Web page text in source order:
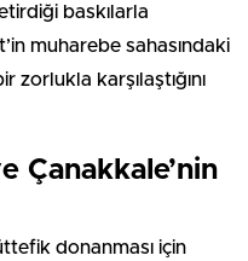
baskılarla
muharebe sahasındaki
zorlukla karşılaştığını
Çanakkale’nin
donanması için